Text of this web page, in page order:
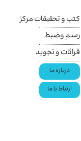
کتب و تحقیقات مرکز
رسم وضبط
قرائات و تجوید
درباره ما
ارتباط با ما